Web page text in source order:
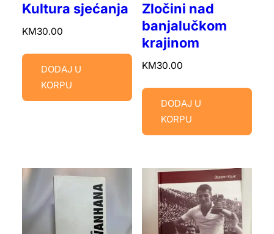
Kultura sjećanja
KM30.00
DODAJ U
KORPU
Zločini nad
banjalučkom
krajinom
KM30.00
DODAJ U
KORPU